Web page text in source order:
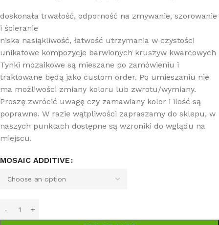
doskonała trwałość, odporność na zmywanie, szorowanie
i ścieranie
niska nasiąkliwość, łatwość utrzymania w czystości
unikatowe kompozycje barwionych kruszyw kwarcowych
Tynki mozaikowe są mieszane po zamówieniu i
traktowane będą jako custom order. Po umieszaniu nie
ma możliwości zmiany koloru lub zwrotu/wymiany.
Proszę zwrócić uwagę czy zamawiany kolor i ilość są
poprawne. W razie wątpliwości zapraszamy do sklepu, w
naszych punktach dostępne są wzroniki do wglądu na
miejscu.
MOSAIC ADDITIVE